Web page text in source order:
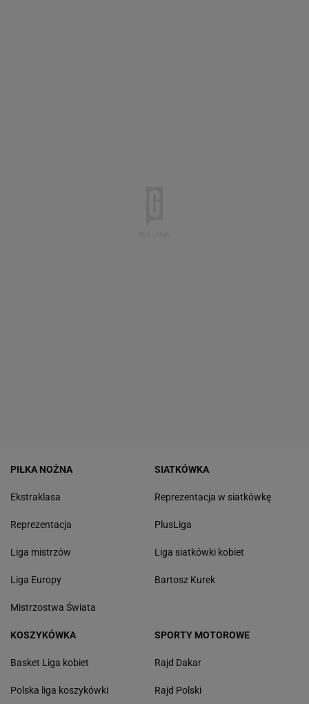
PIŁKA NOŻNA
Ekstraklasa
Reprezentacja
Liga mistrzów
Liga Europy
Mistrzostwa Świata
SIATKÓWKA
Reprezentacja w siatkówkę
PlusLiga
Liga siatkówki kobiet
Bartosz Kurek
KOSZYKÓWKA
Basket Liga kobiet
Polska liga koszykówki
SPORTY MOTOROWE
Rajd Dakar
Rajd Polski